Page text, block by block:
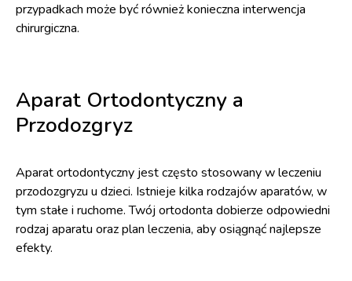
przypadkach może być również konieczna interwencja
chirurgiczna.
Aparat Ortodontyczny a
Przodozgryz
Aparat ortodontyczny jest często stosowany w leczeniu
przodozgryzu u dzieci. Istnieje kilka rodzajów aparatów, w
tym stałe i ruchome. Twój ortodonta dobierze odpowiedni
rodzaj aparatu oraz plan leczenia, aby osiągnąć najlepsze
efekty.